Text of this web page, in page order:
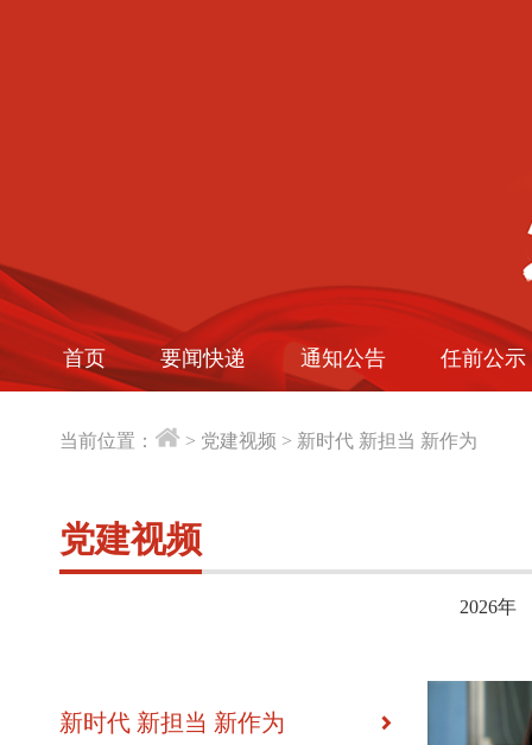
首页 要闻快递 通知公告 任前公示
当前位置： > 党建视频 > 新时代 新担当 新作为
党建视频
2026年
新时代 新担当 新作为